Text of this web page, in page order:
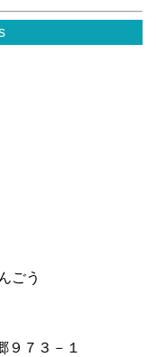
ごう
９７３－１